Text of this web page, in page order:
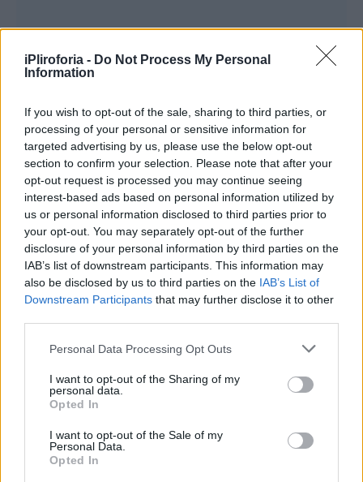
iPliroforia - Do Not Process My Personal
Information
If you wish to opt-out of the sale, sharing to third parties, or
processing of your personal or sensitive information for
targeted advertising by us, please use the below opt-out
section to confirm your selection. Please note that after your
opt-out request is processed you may continue seeing
interest-based ads based on personal information utilized by
us or personal information disclosed to third parties prior to
your opt-out. You may separately opt-out of the further
disclosure of your personal information by third parties on the
IAB’s list of downstream participants. This information may
also be disclosed by us to third parties on the IAB’s List of
Downstream Participants that may further disclose it to other
Personal Data Processing Opt Outs
I want to opt-out of the Sharing of my
personal data.
Opted In
I want to opt-out of the Sale of my
Personal Data.
Opted In
Θεατρικό και με έντονη δόση υπερβολής